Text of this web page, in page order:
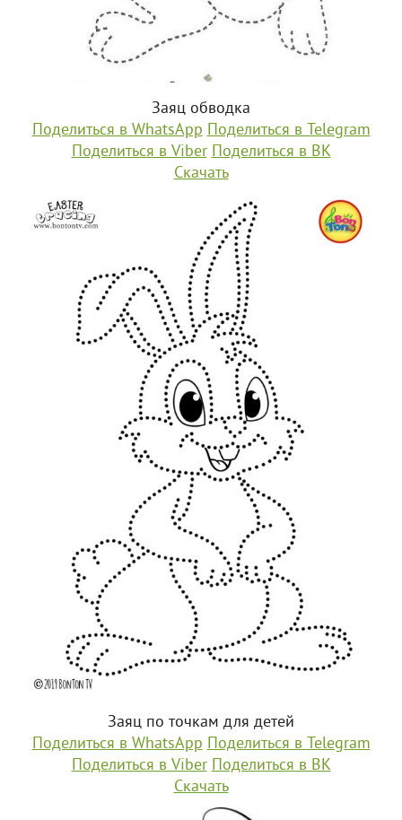
Заяц обводка
Поделиться в WhatsApp Поделиться в Telegram
Поделиться в Viber Поделиться в ВК
Скачать
Заяц по точкам для детей
Поделиться в WhatsApp Поделиться в Telegram
Поделиться в Viber Поделиться в ВК
Скачать